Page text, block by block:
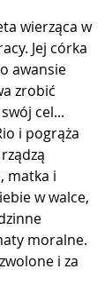
wierząca w
Jej córka
awansie
zrobić
cel...
i pogrąża
matka i
w walce,
moralne.
i za